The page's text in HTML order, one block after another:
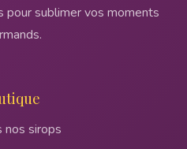
pour sublimer vos moments
nos sirops